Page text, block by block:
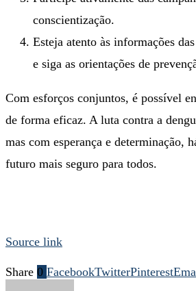
conscientização.
Esteja atento às informações
e siga as orientações de
Com esforços conjuntos, é possível
de forma eficaz. A luta contra a
mas com esperança e determinação,
futuro mais seguro para todos.
Source link
Share 0 FacebookTwitterPinterest